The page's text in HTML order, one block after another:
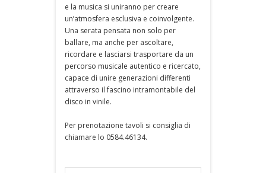
e la musica si uniranno per creare
un’atmosfera esclusiva e coinvolgente.
Una serata pensata non solo per
ballare, ma anche per ascoltare,
ricordare e lasciarsi trasportare da un
percorso musicale autentico e ricercato,
capace di unire generazioni differenti
attraverso il fascino intramontabile del
disco in vinile.
Per prenotazione tavoli si consiglia di
chiamare lo 0584.46134.